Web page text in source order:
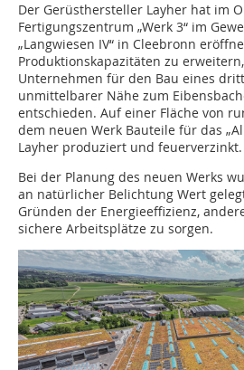
Der Gerüsthersteller Layher hat im
Fertigungszentrum „Werk 3“ im
„Langwiesen IV“ in Cleebronn
Produktionskapazitäten zu
Unternehmen für den Bau eines
unmittelbarer Nähe zum
entschieden. Auf einer Fläche von
dem neuen Werk Bauteile für das
Layher produziert und feuerverzinkt.
Bei der Planung des neuen Werks
an natürlicher Belichtung Wert
Gründen der Energieeffizienz,
sichere Arbeitsplätze zu sorgen.